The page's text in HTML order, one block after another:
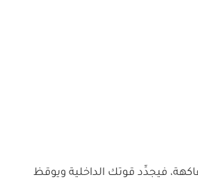
فيجدِّد قوتك الداخلية ويوقظ